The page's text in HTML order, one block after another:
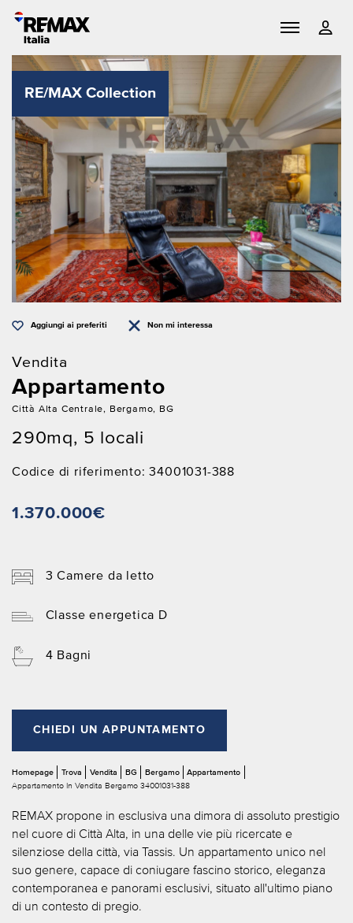
RE/MAX Collection
Aggiungi ai preferiti Non mi interessa
Vendita
Appartamento
Città Alta Centrale, Bergamo, BG
290mq, 5 locali
Codice di riferimento: 34001031-388
1.370.000€
3 Camere da letto
Classe energetica D
4 Bagni
CHIEDI UN APPUNTAMENTO
Homepage Trova Vendita BG Bergamo
Appartamento
Appartamento In Vendita Bergamo 34001031-388
REMAX propone in esclusiva una dimora di assoluto prestigio
nel cuore di Città Alta, in una delle vie più ricercate e
silenziose della città, via Tassis. Un appartamento unico nel
suo genere, capace di coniugare fascino storico, eleganza
contemporanea e panorami esclusivi, situato all'ultimo piano
di un contesto di pregio.